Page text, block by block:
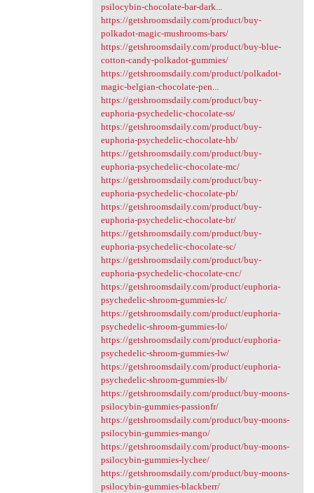
psilocybin-chocolate-bar-dark...
https://getshroomsdaily.com/product/buy-
polkadot-magic-mushrooms-bars/
https://getshroomsdaily.com/product/buy-blue-
cotton-candy-polkadot-gummies/
https://getshroomsdaily.com/product/polkadot-
magic-belgian-chocolate-pen...
https://getshroomsdaily.com/product/buy-
euphoria-psychedelic-chocolate-ss/
https://getshroomsdaily.com/product/buy-
euphoria-psychedelic-chocolate-hb/
https://getshroomsdaily.com/product/buy-
euphoria-psychedelic-chocolate-mc/
https://getshroomsdaily.com/product/buy-
euphoria-psychedelic-chocolate-pb/
https://getshroomsdaily.com/product/buy-
euphoria-psychedelic-chocolate-br/
https://getshroomsdaily.com/product/buy-
euphoria-psychedelic-chocolate-sc/
https://getshroomsdaily.com/product/buy-
euphoria-psychedelic-chocolate-cnc/
https://getshroomsdaily.com/product/euphoria-
psychedelic-shroom-gummies-lc/
https://getshroomsdaily.com/product/euphoria-
psychedelic-shroom-gummies-lo/
https://getshroomsdaily.com/product/euphoria-
psychedelic-shroom-gummies-lw/
https://getshroomsdaily.com/product/euphoria-
psychedelic-shroom-gummies-lb/
https://getshroomsdaily.com/product/buy-moons-
psilocybin-gummies-passionfr/
https://getshroomsdaily.com/product/buy-moons-
psilocybin-gummies-mango/
https://getshroomsdaily.com/product/buy-moons-
psilocybin-gummies-lychee/
https://getshroomsdaily.com/product/buy-moons-
psilocybin-gummies-blackberr/